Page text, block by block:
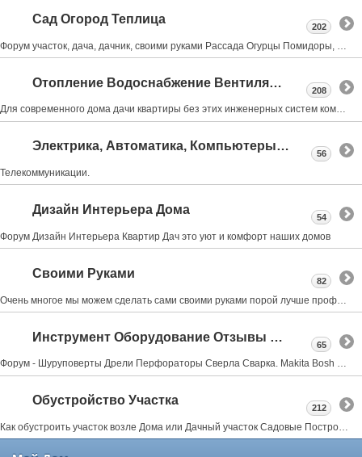
Сад Огород Теплица
202
Отопление Водоснабжение Вентиляция Канализация
Для современного дома дачи квартиры без этих инженерных систем комфортная жизнь не возможна
208
Электрика, Автоматика, Компьютеры, Интернет.
Телекоммуникации.
56
Дизайн Интерьера Дома
Форум Дизайн Интерьера Квартир Дач это уют и комфорт наших домов
54
Своими Руками
82
Инструмент Оборудование Отзывы Советы
Форум - Шуруповерты Дрели Перфораторы Сверла Сварка. Makita Bosh Metabo Skil Интерскол Тошиба Stihl
65
Обустройство Участка
Как обустроить участок возле Дома или Дачный участок Садовые Постройки Заборы Веранды Террасы Бассейны Бани Мангалы всё тут
212